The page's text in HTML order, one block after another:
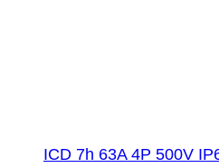
ICD 7h 63A 4P 500V